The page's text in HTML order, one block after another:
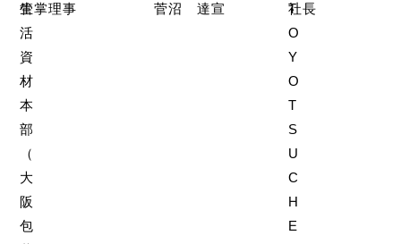
生
活
資
材
本
部
（
大
阪
包
管掌理事 菅沼 達宣
T
O
Y
O
T
S
U
C
H
E
社長